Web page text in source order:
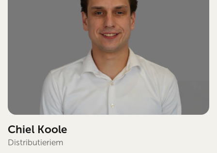
Chiel Koole
Distributieriem